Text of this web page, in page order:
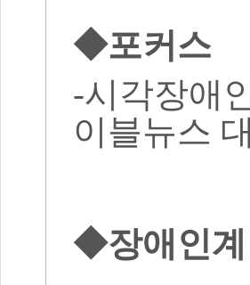
◆포커스
-시각장애
이블뉴스
◆장애인계